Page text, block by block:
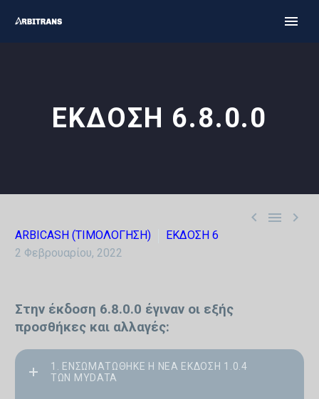
ΕΚΔΟΣΗ 6.8.0.0
  
ARBICASH (ΤΙΜΟΛΟΓΗΣΗ)
ΕΚΔΟΣΗ 6
2 Φεβρουαρίου, 2022
Στην έκδοση 6.8.0.0 έγιναν οι εξής
προσθήκες και αλλαγές:
1. ΕΝΣΩΜΑΤΏΘΗΚΕ Η ΝΈΑ ΈΚΔΟΣΗ 1.0.4
ΤΩΝ MYDATA